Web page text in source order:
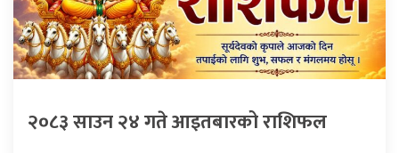
२०८३ साउन २४ गते आइतबारको राशिफल